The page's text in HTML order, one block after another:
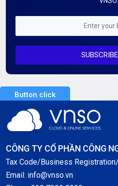
Mỗi tuần 01 Server
Server Dedicated (Máy chủ riêng)
Server GPU
Server Windows
Notification
Thông tin chung
Button click
CÔNG TY CỔ PHẦN CÔNG
Tax Code/Business
Email: info@vnso.vn